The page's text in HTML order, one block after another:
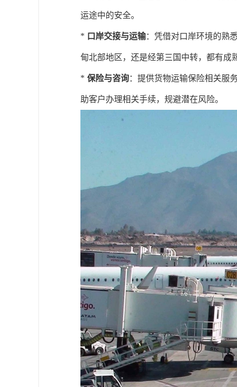
运途中的安全。
* 口岸交接与运输：凭借对口岸环境的熟
甸北部地区，还是经第三国中转，都有成
* 保险与咨询：提供货物运输保险相关服
助客户办理相关手续，规避潜在风险。